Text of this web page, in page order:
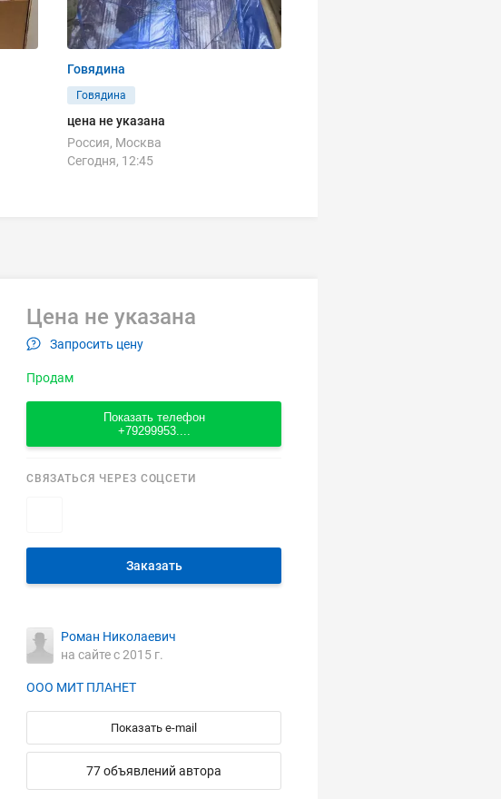
Говядина
Говядина
цена не указана
Россия, Москва
Сегодня, 12:45
Цена не указана
Запросить цену
Продам
Показать телефон
+79299953....
СВЯЗАТЬСЯ ЧЕРЕЗ СОЦСЕТИ
Заказать
Роман Николаевич
на сайте с 2015 г.
ООО МИТ ПЛАНЕТ
Показать e-mail
77 объявлений автора